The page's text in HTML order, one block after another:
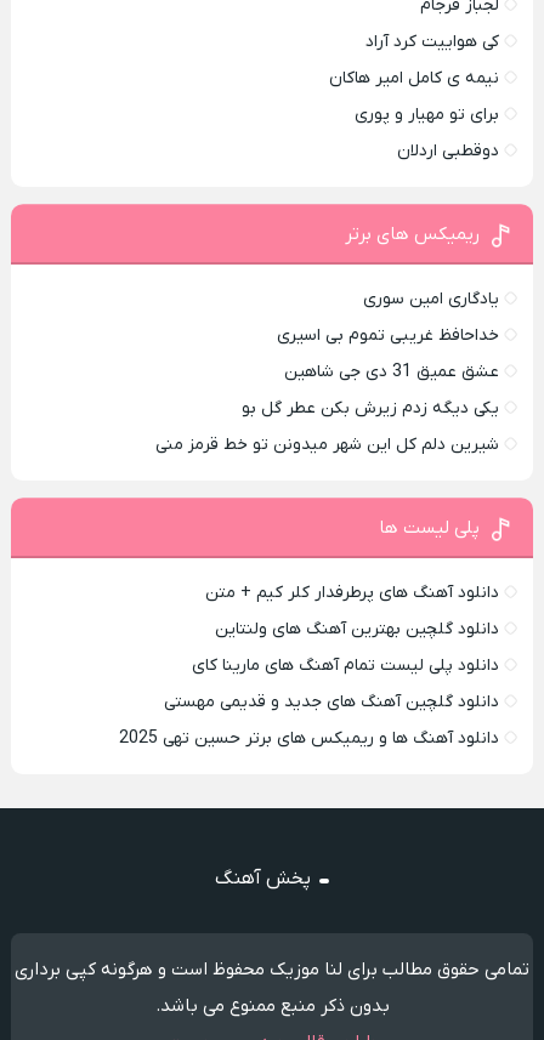
لجباز فرجام
کی هواییت کرد آراد
نیمه ی کامل امیر هاکان
برای تو مهیار و پوری
دوقطبی اردلان
ریمیکس های برتر
یادگاری امین سوری
خداحافظ غریبی تموم بی اسیری
عشق عمیق 31 دی جی شاهین
یکی دیگه زدم زیرش بکن عطر گل بو
شیرین دلم کل این شهر میدونن تو خط قرمز منی
پلی لیست ها
دانلود آهنگ های پرطرفدار کلر کیم + متن
دانلود گلچین بهترین آهنگ های ولنتاین
دانلود پلی لیست تمام آهنگ های مارینا کای
دانلود گلچین آهنگ های جدید و قدیمی مهستی
دانلود آهنگ ها و ریمیکس های برتر حسین تهی 2025
پخش آهنگ
تمامی حقوق مطالب برای لنا موزیک محفوظ است و هرگونه کپی برداری
بدون ذکر منبع ممنوع می باشد.